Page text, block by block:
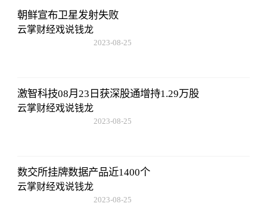
朝鲜宣布卫星发射失败
云掌财经戏说钱龙
2023-08-25
激智科技08月23日获深股通增持1.29万股
云掌财经戏说钱龙
2023-08-25
数交所挂牌数据产品近1400个
云掌财经戏说钱龙
2023-08-25